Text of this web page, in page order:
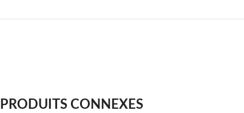
PRODUITS CONNEXES